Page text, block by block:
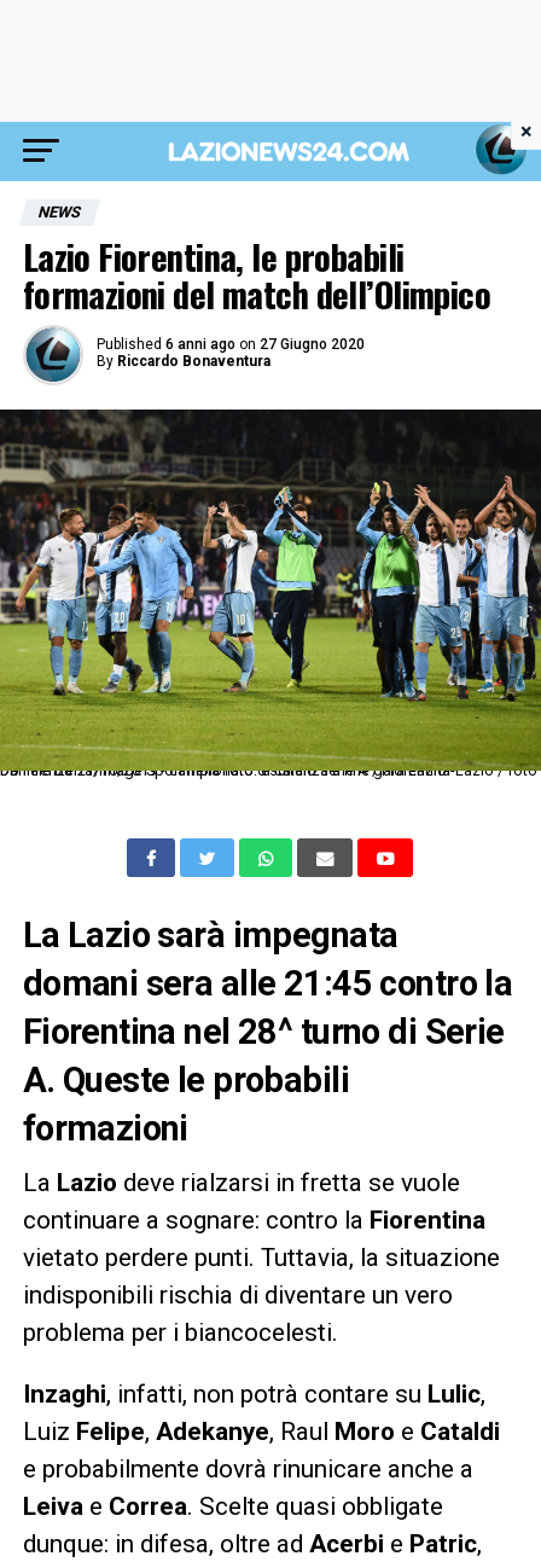
NEWS
Lazio Fiorentina, le probabili
formazioni del match dell’Olimpico
Published 6 anni ago on 27 Giugno 2020
By Riccardo Bonaventura
Db Firenze 27/10/2019 - campionato di calcio serie A / Fiorentina-Lazio / foto Daniele Buffa/Image Sport nella foto: esultanza a fine gara Lazio
La Lazio sarà impegnata
domani sera alle 21:45 contro la
Fiorentina nel 28^ turno di Serie
A. Queste le probabili
formazioni
La Lazio deve rialzarsi in fretta se vuole
continuare a sognare: contro la Fiorentina
vietato perdere punti. Tuttavia, la situazione
indisponibili rischia di diventare un vero
problema per i biancocelesti.
Inzaghi, infatti, non potrà contare su Lulic,
Luiz Felipe, Adekanye, Raul Moro e Cataldi
e probabilmente dovrà rinunicare anche a
Leiva e Correa. Scelte quasi obbligate
dunque: in difesa, oltre ad Acerbi e Patric,
×